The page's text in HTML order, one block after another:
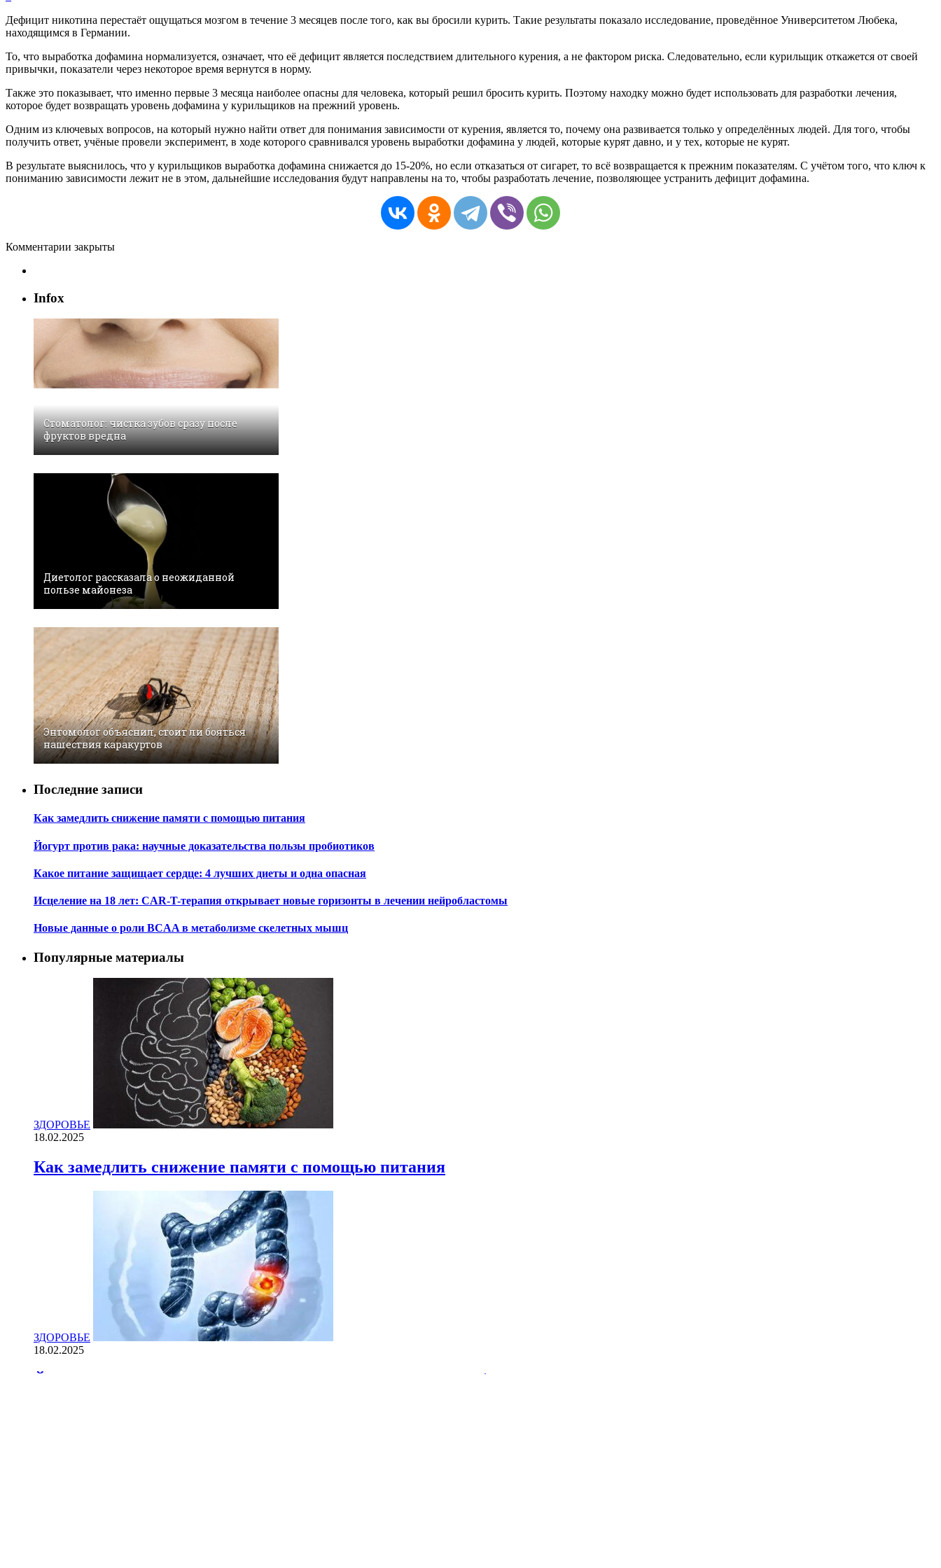
Дефицит никотина перестаёт ощущаться мозгом в течение 3 месяцев после того, как вы бросили курить. Такие результаты показало исследование, проведённое Университетом Любека,
находящимся в Германии.
То, что выработка дофамина нормализуется, означает, что её дефицит является последствием длительного курения, а не фактором риска. Следовательно, если курильщик откажется от своей
привычки, показатели через некоторое время вернутся в норму.
Также это показывает, что именно первые 3 месяца наиболее опасны для человека, который решил бросить курить. Поэтому находку можно будет использовать для разработки лечения,
которое будет возвращать уровень дофамина у курильщиков на прежний уровень.
Одним из ключевых вопросов, на который нужно найти ответ для понимания зависимости от курения, является то, почему она развивается только у определённых людей. Для того, чтобы
получить ответ, учёные провели эксперимент, в ходе которого сравнивался уровень выработки дофамина у людей, которые курят давно, и у тех, которые не курят.
В результате выяснилось, что у курильщиков выработка дофамина снижается до 15-20%, но если отказаться от сигарет, то всё возвращается к прежним показателям. С учётом того, что ключ к
пониманию зависимости лежит не в этом, дальнейшие исследования будут направлены на то, чтобы разработать лечение, позволяющее устранить дефицит дофамина.
Комментарии закрыты
Infox
Стоматолог: чистка зубов сразу после
фруктов вредна
Диетолог рассказала о неожиданной
пользе майонеза
Энтомолог объяснил, стоит ли бояться
нашествия каракуртов
Последние записи
Как замедлить снижение памяти с помощью питания
Йогурт против рака: научные доказательства пользы пробиотиков
Какое питание защищает сердце: 4 лучших диеты и одна опасная
Исцеление на 18 лет: CAR-T-терапия открывает новые горизонты в лечении нейробластомы
Новые данные о роли BCAA в метаболизме скелетных мышц
Популярные материалы
ЗДОРОВЬЕ
18.02.2025
Как замедлить снижение памяти с помощью питания
ЗДОРОВЬЕ
18.02.2025
Йогурт против рака: научные доказательства пользы пробиотиков